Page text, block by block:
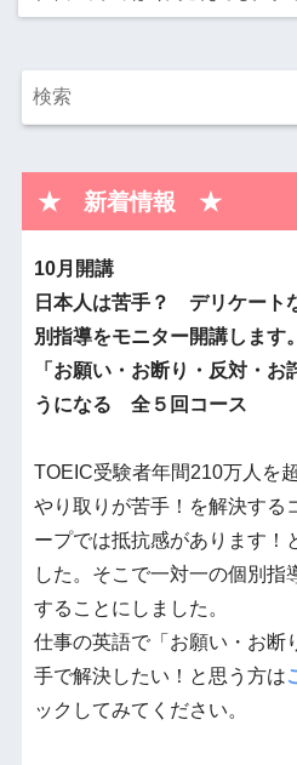
★ 新着情報 ★
10月開講
日本人は苦手？ デリケート
別指導をモニター開講します。
「お願い・お断り・ 反対・お
うになる 全５回コース
TOEIC受験者年間210万人を
やり取りが苦手！を解決する
ープでは抵抗感があります！
した。そこで一対一の個別指
することにしました。
仕事の英語で「お願い・お断
手で解決したい！と思う方は
ックしてみてください。